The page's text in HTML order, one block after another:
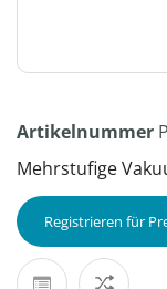
Artikelnummer
Mehrstufige
Registrieren für